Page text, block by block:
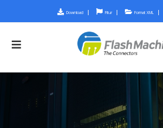
Download Fitur Format XML